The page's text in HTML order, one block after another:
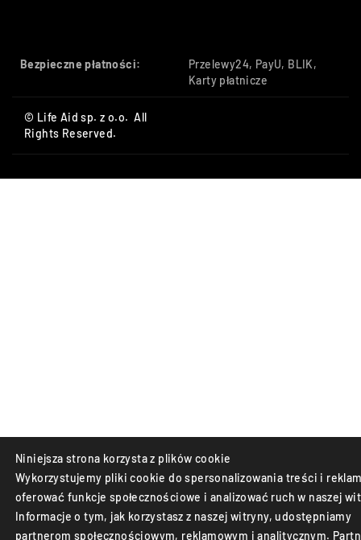
Bezpieczne płatności:
Przelewy24, PayU, BLIK,
Karty płatnicze
© Life Aid sp. z o.o. All
Rights Reserved.
Niniejsza strona korzysta z plików cookie
Wykorzystujemy pliki cookie do spersonalizowania treści i
oferować funkcje społecznościowe i analizować ruch w naszej
Informacje o tym, jak korzystasz z naszej witryny, udostępniamy
partnerom społecznościowym, reklamowym i analitycznym.